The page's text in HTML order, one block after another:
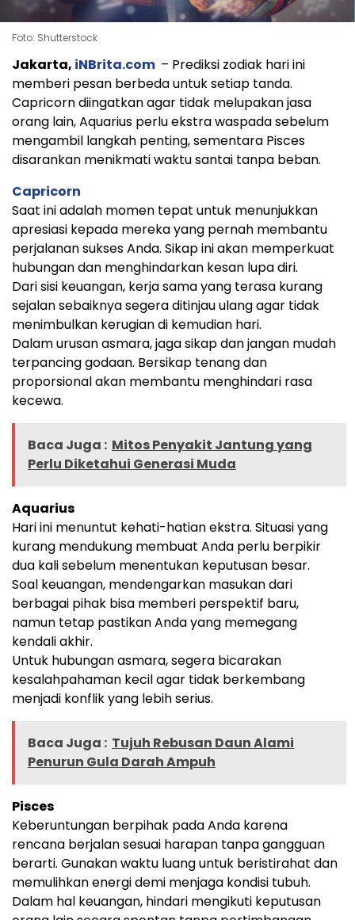
Foto: Shutterstock
Jakarta, iNBrita.com – Prediksi zodiak hari ini
memberi pesan berbeda untuk setiap tanda.
Capricorn diingatkan agar tidak melupakan jasa
orang lain, Aquarius perlu ekstra waspada sebelum
mengambil langkah penting, sementara Pisces
disarankan menikmati waktu santai tanpa beban.
Capricorn
Saat ini adalah momen tepat untuk menunjukkan
apresiasi kepada mereka yang pernah membantu
perjalanan sukses Anda. Sikap ini akan memperkuat
hubungan dan menghindarkan kesan lupa diri.
Dari sisi keuangan, kerja sama yang terasa kurang
sejalan sebaiknya segera ditinjau ulang agar tidak
menimbulkan kerugian di kemudian hari.
Dalam urusan asmara, jaga sikap dan jangan mudah
terpancing godaan. Bersikap tenang dan
proporsional akan membantu menghindari rasa
kecewa.
Baca Juga : Mitos Penyakit Jantung yang
Perlu Diketahui Generasi Muda
Aquarius
Hari ini menuntut kehati-hatian ekstra. Situasi yang
kurang mendukung membuat Anda perlu berpikir
dua kali sebelum menentukan keputusan besar.
Soal keuangan, mendengarkan masukan dari
berbagai pihak bisa memberi perspektif baru,
namun tetap pastikan Anda yang memegang
kendali akhir.
Untuk hubungan asmara, segera bicarakan
kesalahpahaman kecil agar tidak berkembang
menjadi konflik yang lebih serius.
Baca Juga : Tujuh Rebusan Daun Alami
Penurun Gula Darah Ampuh
Pisces
Keberuntungan berpihak pada Anda karena
rencana berjalan sesuai harapan tanpa gangguan
berarti. Gunakan waktu luang untuk beristirahat dan
memulihkan energi demi menjaga kondisi tubuh.
Dalam hal keuangan, hindari mengikuti keputusan